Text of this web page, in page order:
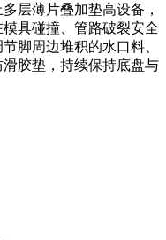
层薄片叠加垫高设备，
具碰撞、管路破裂安全
脚周边堆积的水口料、
胶垫，持续保持底盘与